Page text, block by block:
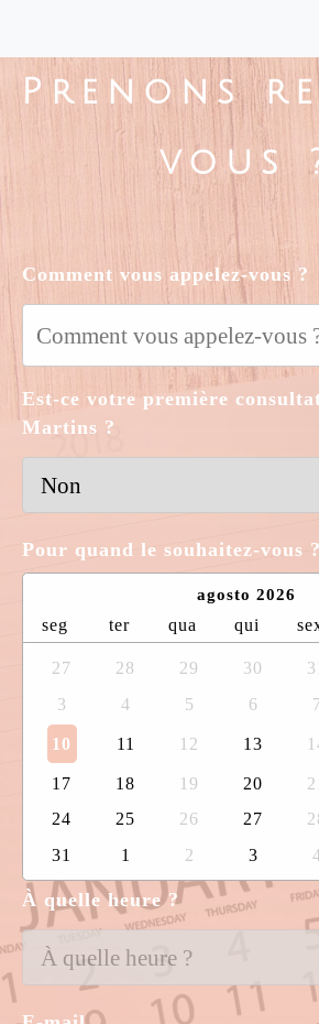
Prenons
vous
Comment vous appelez-vous ?
Est-ce votre première
Martins ?
Pour quand le souhaitez-vous ?
agosto 2026
seg ter qua qui
27 28 29 30
3
4 5 6
10 11 12 13
17 18 19 20
24
25 26 27
31
1 2 3
À quelle heure ?